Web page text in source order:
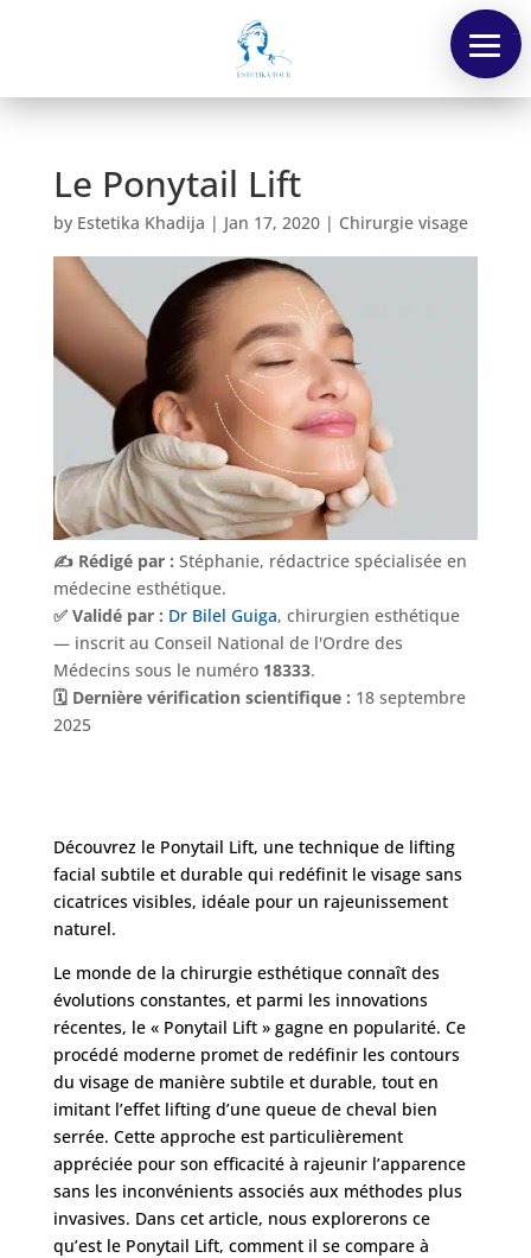
Tarifs
Nos
chirurgies
Obésité
Le Ponytail Lift
by Estetika Khadija | Jan 17, 2020| Chirurgie visage
✍️ Rédigé par : Stéphanie, rédactrice spécialisée en
médecine esthétique.
✅ Validé par : Dr Bilel Guiga, chirurgien esthétique
— inscrit au Conseil National de l'Ordre des
Médecins sous le numéro 18333.
🗓️ Dernière vérification scientifique : 18 septembre
2025
Découvrez le Ponytail Lift, une technique de lifting
facial subtile et durable qui redéfinit le visage sans
cicatrices visibles, idéale pour un rajeunissement
naturel.
Le monde de la chirurgie esthétique connaît des
évolutions constantes, et parmi les innovations
récentes, le « Ponytail Lift » gagne en popularité. Ce
procédé moderne promet de redéfinir les contours
du visage de manière subtile et durable, tout en
imitant l’effet lifting d’une queue de cheval bien
serrée. Cette approche est particulièrement
appréciée pour son efficacité à rajeunir l’apparence
sans les inconvénients associés aux méthodes plus
invasives. Dans cet article, nous explorerons ce
qu’est le Ponytail Lift, comment il se compare à